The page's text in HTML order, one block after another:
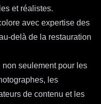
et réalistes.
avec expertise des
delà de la restauration
seulement pour les
les
de contenu et les